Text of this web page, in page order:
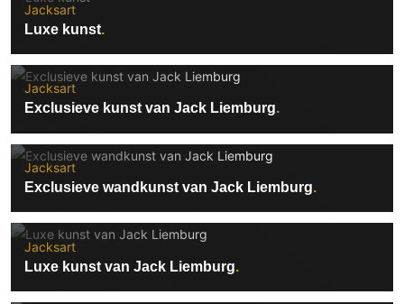
Jacksart
Luxe kunst
Jacksart
Exclusieve kunst van Jack Liemburg
Jacksart
Exclusieve wandkunst van Jack Liemburg
Jacksart
Luxe kunst van Jack Liemburg